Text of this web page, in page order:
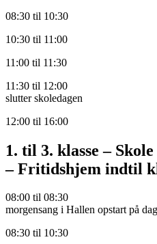
08:30 til
10:30 til
11:00 til
11:30 til 12:00
slutter skoledagen
12:00 til 16:00
1. til 3. klasse –
– Fritidshjem indtil
08:00 til 08:30
morgensang i Hallen opstart på
08:30 til